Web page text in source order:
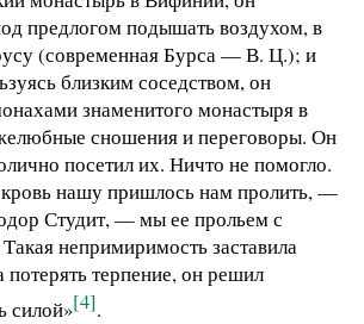
предлогом подышать воздухом, в
(современная Бурса — В. Ц.); и
близким соседством, он
знаменитого монастыря в
сношения и переговоры. Он
посетил их. Ничто не помогло.
нашу пришлось нам пролить, —
Студит, — мы ее прольем с
непримиримость заставила
потерять терпение, он решил
силой»[4].